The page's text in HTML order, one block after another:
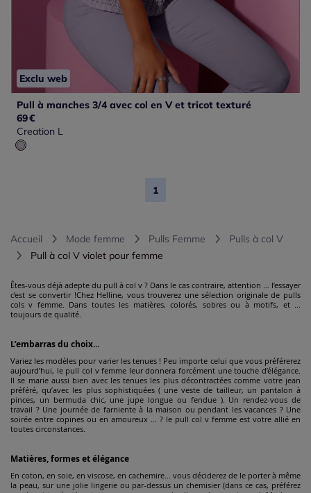
Exclu web
Pull à manches 3/4 avec col en V et tricot texturé
69€
Creation L
1
Accueil Mode femme Pulls Femme
Pulls à col V
Pull à col V violet pour femme
Êtes-vous déjà adepte du pull à col v ? Dans le cas contraire, attention … l’essayer
c’est se convertir !Chez Helline, vous trouverez une sélection originale de pulls
cols v femme. Dans toutes les matières, colorés, sobres ou à motifs, et ...
toujours de qualité.
L’embarras du choix...
Variez les modèles pour varier les tenues ! Peu importe celui que vous préférerez
aujourd’hui, le pull col v femme leur donnera forcément une touche d’élégance.
Il se marie aussi bien avec les tenues les plus décontractées comme votre jean
préféré, qu’avec les plus sophistiquées ( une veste de tailleur, un pantalon à
pinces, un bermuda chic, une jupe longue ou fendue ). Un rendez-vous de
travail ? Une journée de farniente à la maison ou pendant les vacances ? Une
soirée entre copines ou en amoureux … ? le pull col v femme est votre allié en
toutes circonstances.
Matières, formes et élégance
En coton, en soie, en viscose, en cachemire… vous déciderez de le porter à même
la peau, sur une jolie lingerie ou par-dessus un chemisier (dans ce cas, préférez